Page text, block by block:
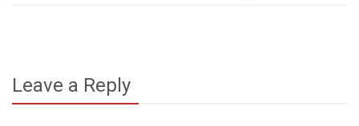
Leave a Reply